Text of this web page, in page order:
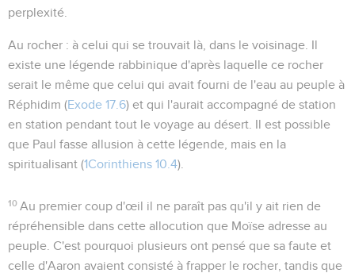
perplexité.
Au rocher : à celui qui se trouvait là, dans le voisinage. Il
existe une légende rabbinique d'après laquelle ce rocher
serait le même que celui qui avait fourni de l'eau au peuple à
Réphidim (Exode 17.6) et qui l'aurait accompagné de station
en station pendant tout le voyage au désert. Il est possible
que Paul fasse allusion à cette légende, mais en la
spiritualisant (1Corinthiens 10.4).
10 Au premier coup d'œil il ne paraît pas qu'il y ait rien de
répréhensible dans cette allocution que Moïse adresse au
peuple. C'est pourquoi plusieurs ont pensé que sa faute et
celle d'Aaron avaient consisté à frapper le rocher, tandis que